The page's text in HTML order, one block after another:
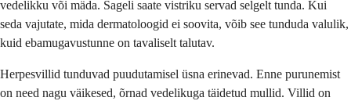
vedelikku või mäda. Sageli saate vistriku servad selgelt tunda. Kui
seda vajutate, mida dermatoloogid ei soovita, võib see tunduda valulik,
kuid ebamugavustunne on tavaliselt talutav.
Herpesvillid tunduvad puudutamisel üsna erinevad. Enne purunemist
on need nagu väikesed, õrnad vedelikuga täidetud mullid. Villid on